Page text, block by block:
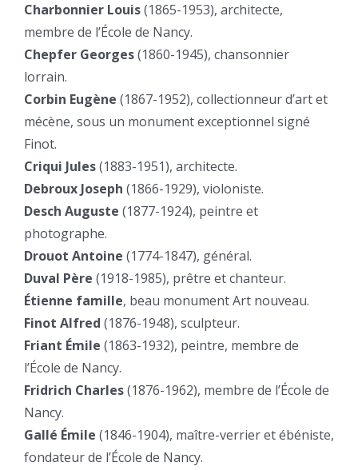
Charbonnier Louis(1865-1953), architecte,
membre de l’École de Nancy.
Chepfer Georges(1860-1945), chansonnier
lorrain.
Corbin Eugène (1867-1952), collectionneur d’art et
mécène, sous un monument exceptionnel signé
Finot.
Criqui Jules(1883-1951), architecte.
Debroux Joseph (1866-1929), violoniste.
Desch Auguste (1877-1924), peintre et
photographe.
Drouot Antoine (1774-1847), général.
Duval Père (1918-1985), prêtre et chanteur.
Étienne famille, beau monument Art nouveau.
Finot Alfred (1876-1948), sculpteur.
Friant Émile (1863-1932), peintre, membre de
l’École de Nancy.
Fridrich Charles(1876-1962), membre de l’École de
Nancy.
Gallé Émile (1846-1904), maître-verrier et ébéniste,
fondateur de l’École de Nancy.